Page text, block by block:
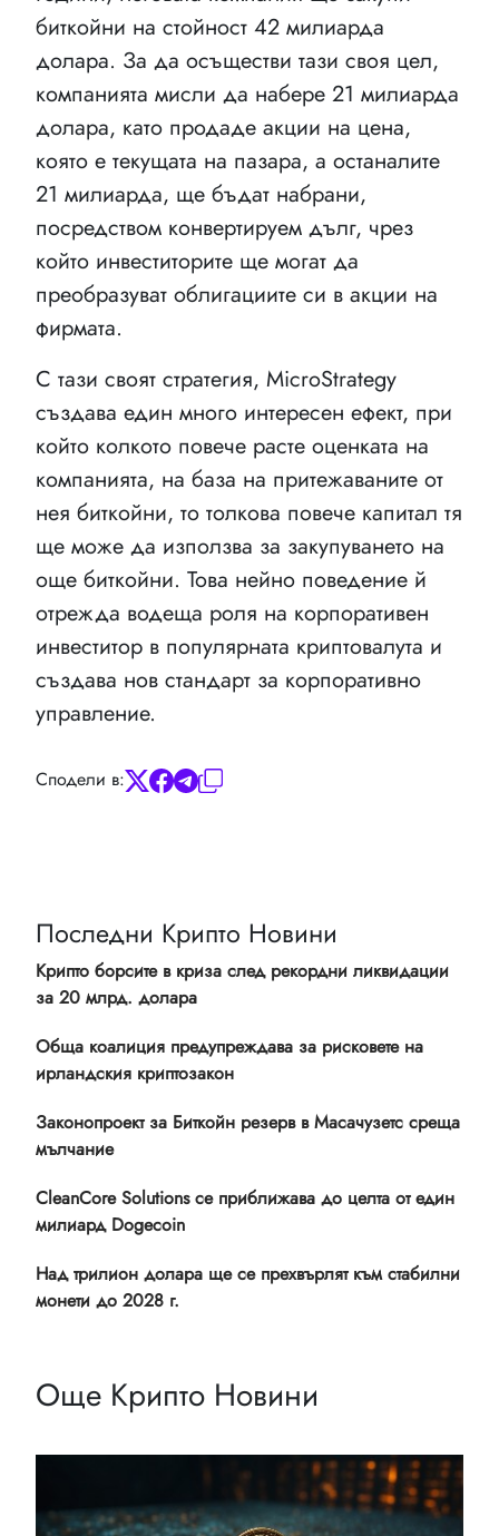
биткойни на стойност 42 милиарда
долара. За да осъществи тази своя цел,
компанията мисли да набере 21 милиарда
долара, като продаде акции на цена,
която е текущата на пазара, а останалите
21 милиарда, ще бъдат набрани,
посредством конвертируем дълг, чрез
който инвеститорите ще могат да
преобразуват облигациите си в акции на
фирмата.
С тази своят стратегия, MicroStrategy
създава един много интересен ефект, при
който колкото повече расте оценката на
компанията, на база на притежаваните от
нея биткойни, то толкова повече капитал тя
ще може да използва за закупуването на
още биткойни. Това нейно поведение й
отрежда водеща роля на корпоративен
инвеститор в популярната криптовалута и
създава нов стандарт за корпоративно
управление.
Сподели в:
Последни Крипто Новини
Крипто борсите в криза след рекордни ликвидации
за 20 млрд. долара
Обща коалиция предупреждава за рисковете на
ирландския криптозакон
Законопроект за Биткойн резерв в Масачузетс среща
мълчание
CleanCore Solutions се приближава до целта от един
милиард Dogecoin
Над трилион долара ще се прехвърлят към стабилни
монети до 2028 г.
Още Крипто Новини